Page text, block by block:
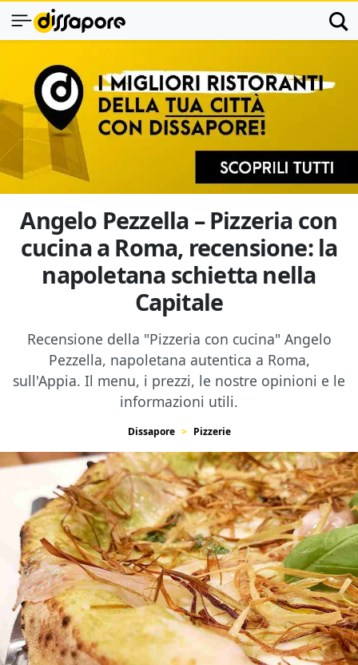
Angelo Pezzella – Pizzeria con
cucina a Roma, recensione: la
napoletana schietta nella
Capitale
Recensione della "Pizzeria con cucina" Angelo
Pezzella, napoletana autentica a Roma,
sull'Appia. Il menu, i prezzi, le nostre opinioni e le
informazioni utili.
Dissapore Pizzerie